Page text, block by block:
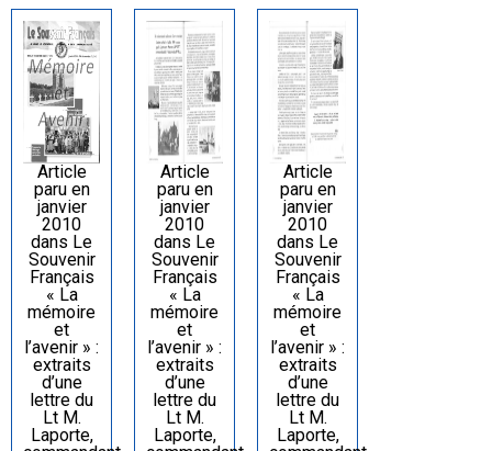
Article
paru en
janvier
2010
dans Le
Souvenir
Français
« La
mémoire
et
l’avenir » :
extraits
d’une
lettre du
Lt M.
Laporte,
Article
paru en
janvier
2010
dans Le
Souvenir
Français
« La
mémoire
et
l’avenir » :
extraits
d’une
lettre du
Lt M.
Laporte,
Article
paru en
janvier
2010
dans Le
Souvenir
Français
« La
mémoire
et
l’avenir » :
extraits
d’une
lettre du
Lt M.
Laporte,